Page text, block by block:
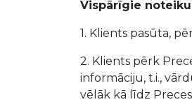
Vispārīgie
1. Klients pasūta,
2. Klients pērk
informāciju, t.i.,
vēlāk kā līdz